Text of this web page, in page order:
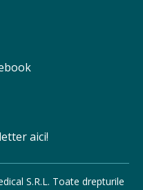
aici!
S.R.L. Toate drepturile